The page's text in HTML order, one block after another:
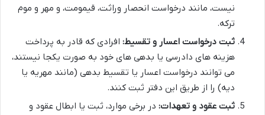
نیست، مانند درخواست انحصار وراثت، قیمومت، و مهر و موم
ترکه.
ثبت درخواست اعسار و تقسیط: افرادی که قادر به پرداخت
هزینه های دادرسی یا بدهی های خود به صورت یکجا نیستند،
می توانند درخواست اعسار یا تقسیط بدهی (مانند مهریه یا
دیه) را از طریق این دفتر ثبت کنند.
ثبت عقود و تعهدات: در برخی موارد، ثبت یا ابطال عقود و